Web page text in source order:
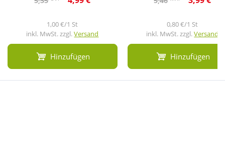
1,00 €/1 St
inkl. MwSt. zzgl.Versand
Hinzufügen
0,80 €/1 St
inkl. MwSt. zzgl.Versand
Hinzufügen